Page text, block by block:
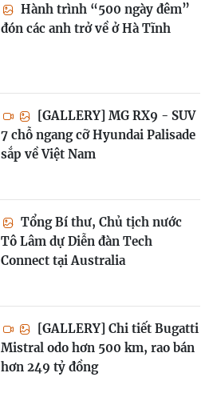
Hành trình “500 ngày đêm”
đón các anh trở về ở Hà Tĩnh
[GALLERY] MG RX9 - SUV
7 chỗ ngang cỡ Hyundai Palisade
sắp về Việt Nam
Tổng Bí thư, Chủ tịch nước
Tô Lâm dự Diễn đàn Tech
Connect tại Australia
[GALLERY] Chi tiết Bugatti
Mistral odo hơn 500 km, rao bán
hơn 249 tỷ đồng